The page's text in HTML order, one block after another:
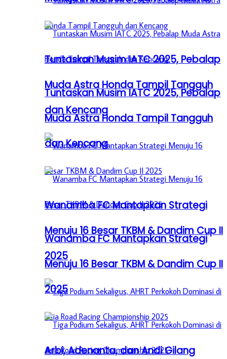
Tuntaskan Musim IATC 2025, Pebalap
Muda Astra Honda Tampil Tangguh
dan Kencang
Wanamba FC Mantapkan Strategi
Menuju 16 Besar TKBM & Dandim Cup II
2025
Arbi, Adenanta, dan Andi Gilang
Tuntaskan Musim IATC 2025, Pebalap
Muda Astra Honda Tampil Tangguh
dan Kencang
Wanamba FC Mantapkan Strategi
Menuju 16 Besar TKBM & Dandim Cup II
2025